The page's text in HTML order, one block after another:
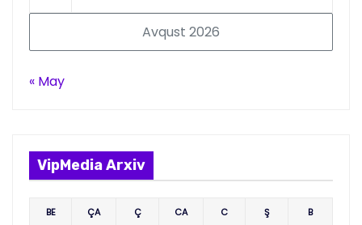
Avqust 2026
« May
VipMedia Arxiv
BE ÇA Ç CA C Ş B